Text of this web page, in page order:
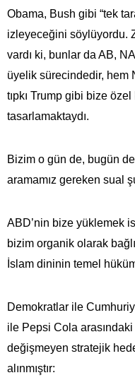
Obama, Bush gibi “tek
izleyeceğini söylüyordu.
vardı ki, bunlar da AB,
üyelik sürecindedir, hem
tıpkı Trump gibi bize
tasarlamaktaydı.
Bizim o gün de, bugün
aramamız gereken sual
ABD’nin bize yüklemek
bizim organik olarak
İslam dininin temel
Demokratlar ile
ile Pepsi Cola arasındaki
değişmeyen stratejik
alınmıştır: